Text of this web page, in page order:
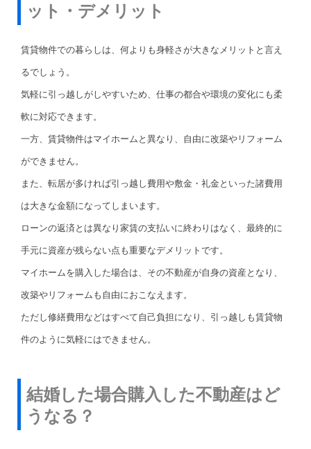
ット・デメリット
賃貸物件での暮らしは、何よりも身軽さが大きなメリットと言え
るでしょう。
気軽に引っ越しがしやすいため、仕事の都合や環境の変化にも柔
軟に対応できます。
一方、賃貸物件はマイホームと異なり、自由に改築やリフォーム
ができません。
また、転居が多ければ引っ越し費用や敷金・礼金といった諸費用
は大きな金額になってしまいます。
ローンの返済とは異なり家賃の支払いに終わりはなく、最終的に
手元に資産が残らない点も重要なデメリットです。
マイホームを購入した場合は、その不動産が自身の資産となり、
改築やリフォームも自由におこなえます。
ただし修繕費用などはすべて自己負担になり、引っ越しも賃貸物
件のように気軽にはできません。
結婚した場合購入した不動産はど
うなる？